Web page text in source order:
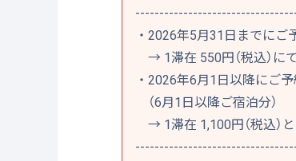
・2026年5月31日までにご
→ 1滞在 550円（税込）に
・2026年6月1日以降にご
（6月1日以降ご宿泊分）
→ 1滞在 1,100円（税込）